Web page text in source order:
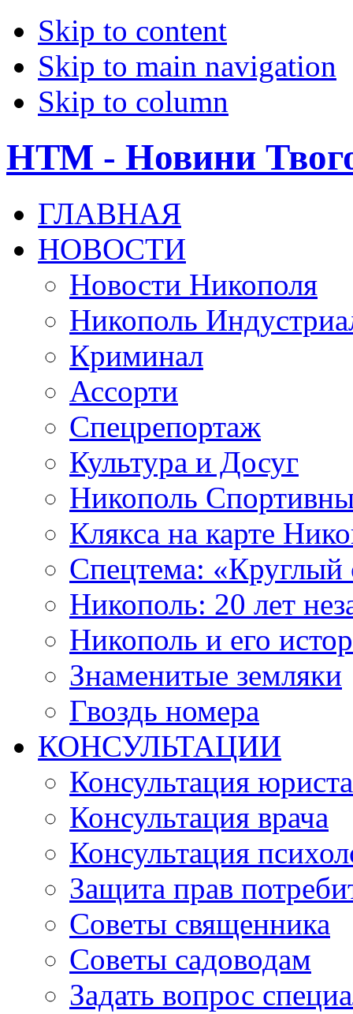
Skip to content
Skip to main navigation
Skip to column
НТМ - Новини
ГЛАВНАЯ
НОВОСТИ
Новости Никополя
Никополь
Криминал
Ассорти
Спецрепортаж
Культура и Досуг
Никополь
Клякса на карте
Cпецтема:
Никополь: 20 лет
Никополь и его
Знаменитые земляки
Гвоздь номера
КОНСУЛЬТАЦИИ
Консультация юриста
Консультация врача
Консультация
Защита прав
Советы священника
Советы садоводам
Задать вопрос